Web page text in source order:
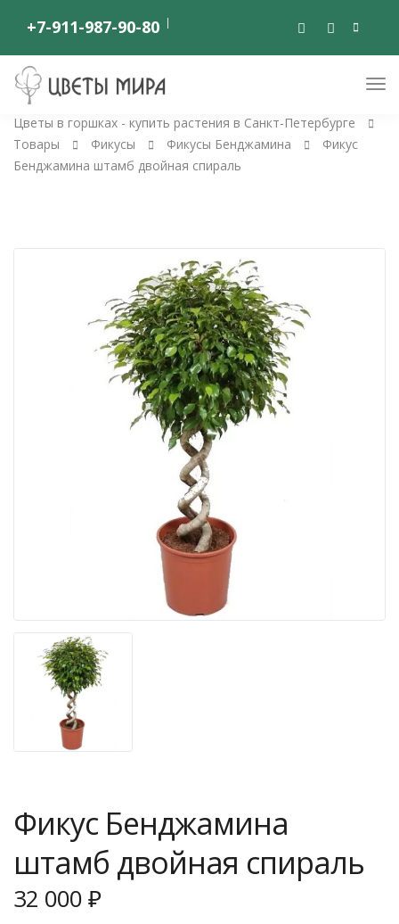
+7-911-987-90-80
Цветы в горшках - купить растения в Санкт-Петербурге
Товары
Фикусы Фикусы Бенджамина
Фикус
Бенджамина штамб двойная спираль
Фикус Бенджамина
штамб двойная спираль
32 000₽